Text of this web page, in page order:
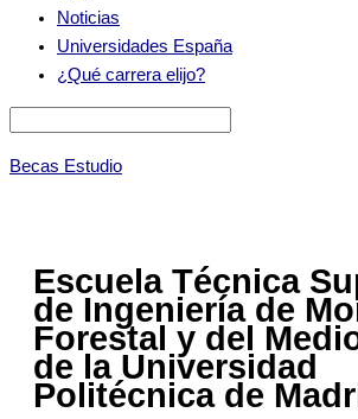
Noticias
Universidades España
¿Qué carrera elijo?
Becas Estudio
Escuela Técnica
de Ingeniería de
Forestal y del
de la Universidad
Politécnica de